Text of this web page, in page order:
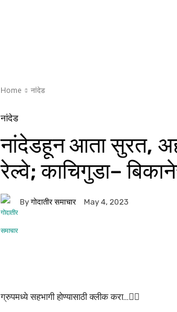
Home नांदेड
नांदेड
नांदेडहून आता सुरत,
रेल्वे; काचिगुडा–
By गोदातीर समाचार May 4, 2023
ग्रुपमध्ये सहभागी होण्यासाठी क्लीक करा…👆🏻